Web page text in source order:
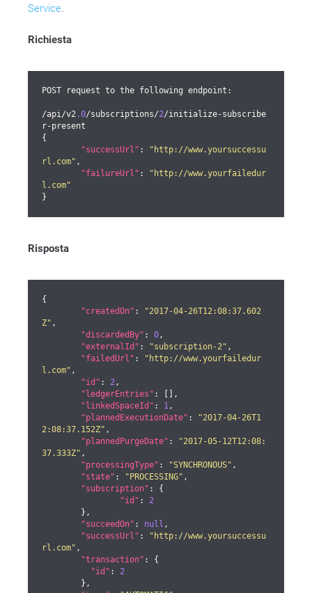
Service
Richiesta
POST request to the following endpoint:
/api/v2 .0/subscriptions/2/initialize-subscribe
r-present
{
"successUrl" :
"http://www.yoursuccessu
rl.com" ,
"failureUrl" :
"http://www.yourfailedur
l.com"
}
Risposta
{
"createdOn" :
"2017-04-26T12:08:37.602
Z" ,
"discardedBy" : 0 ,
"externalId" : "subscription-2" ,
"failedUrl" :
"http://www.yourfailedur
l.com" ,
"id" : 2 ,
"ledgerEntries" : [],
"linkedSpaceId" : 1 ,
"plannedExecutionDate" :
"2017-04-26T1
2:08:37.152Z" ,
"plannedPurgeDate" :
"2017-05-12T12:08:
37.333Z" ,
"processingType" : "SYNCHRONOUS" ,
"state" : "PROCESSING" ,
"subscription" : {
"id" : 2
"succeedOn" : null ,
"successUrl" :
"http://www.yoursuccessu
rl.com" ,
"transaction" : {
"id" : 2